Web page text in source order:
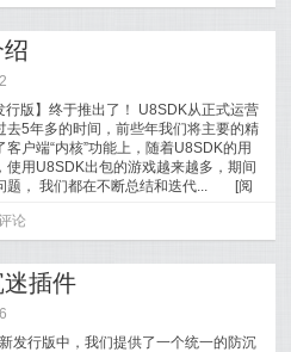
行版】终于推出了！ U8SDK从正式运营
去5年多的时间，前些年我们将主要的精
客户端“内核”功能上，随着U8SDK的用
使用U8SDK出包的游戏越来越多，期间
题， 我们都在不断总结和迭代...
[阅
论
插件
发行版中，我们提供了一个统一的防沉